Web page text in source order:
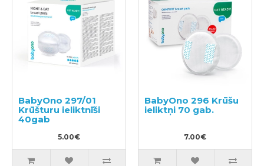
BabyOno 297/01
Krūšturu ieliktnīši
40gab
5.00€
BabyOno 296 Krūšu
ieliktņi 70 gab.
7.00€